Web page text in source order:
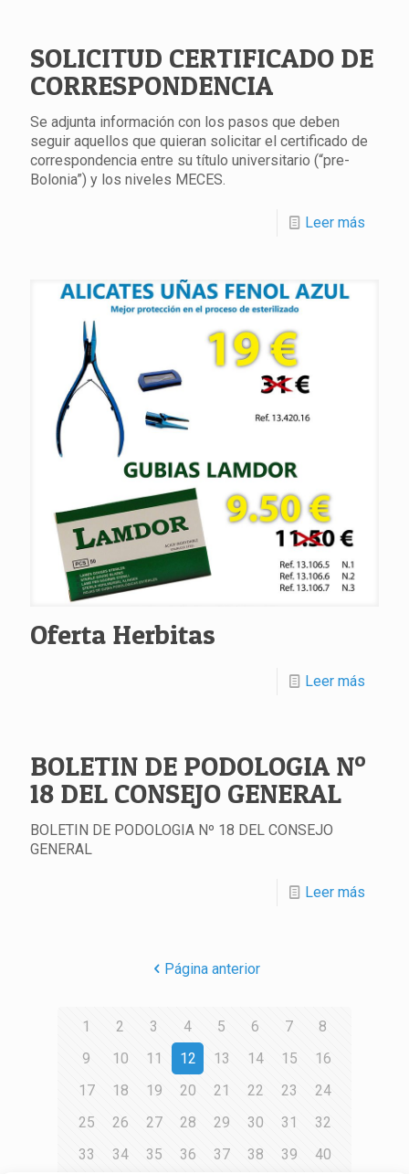
SOLICITUD CERTIFICADO DE
CORRESPONDENCIA
Se adjunta información con los pasos que deben
seguir aquellos que quieran solicitar el certificado de
correspondencia entre su título universitario (“pre-
Bolonia”) y los niveles MECES.
Leer más
Oferta Herbitas
Leer más
BOLETIN DE PODOLOGIA Nº
18 DEL CONSEJO GENERAL
BOLETIN DE PODOLOGIA Nº 18 DEL CONSEJO
GENERAL
Leer más
Página anterior
1 2 3 4 5 6 7
8
9
10 11 12 13 14 15
16
17
18 19 20 21 22 23
24
25
26 27 28 29 30 31
32
33
34 35 36 37 38 39 40